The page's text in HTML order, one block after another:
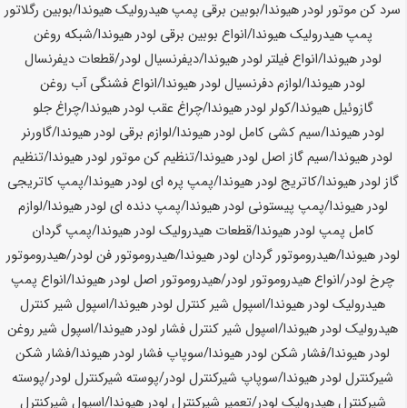
سرد کن موتور لودرهیوندا/بوبین برقی پمپ هیدرولیکهیوندا/بوبین رگلاتور
پمپ هیدرولیکهیوندا/انواع بوبین برقی لودرهیوندا/شبکه روغن
لودرهیوندا/انواع فیلتر لودرهیوندا/دیفرنسیال لودر/قطعات دیفرنسال
لودرهیوندا/لوازم دفرنسیال لودرهیوندا/انواع فشنگی آب روغن
گازوئیلهیوندا/کولر لودرهیوندا/چراغ عقب لودرهیوندا/چراغ جلو
لودرهیوندا/سیم کشی کامل لودرهیوندا/لوازم برقی لودرهیوندا/گاورنر
لودرهیوندا/سیم گاز اصل لودرهیوندا/تنظیم کن موتور لودرهیوندا/تنظیم
گاز لودرهیوندا/کاتریج لودرهیوندا/پمپ پره ای لودرهیوندا/پمپ کاتریجی
لودرهیوندا/پمپ پیستونی لودرهیوندا/پمپ دنده ای لودرهیوندا/لوازم
کامل پمپ لودرهیوندا/قطعات هیدرولیک لودرهیوندا/پمپ گردان
لودرهیوندا/هیدروموتور گردان لودرهیوندا/هیدروموتور فن لودر/هیدروموتور
چرخ لودر/انواع هیدروموتور لودر/هیدروموتور اصل لودرهیوندا/انواع پمپ
هیدرولیک لودرهیوندا/اسپول شیر کنترل لودرهیوندا/اسپول شیر کنترل
هیدرولیک لودرهیوندا/اسپول شیر کنترل فشار لودرهیوندا/اسپول شیر روغن
لودرهیوندا/فشار شکن لودرهیوندا/سوپاپ فشار لودرهیوندا/فشار شکن
شیرکنترل لودرهیوندا/سوپاپ شیرکنترل لودر/پوسته شیرکنترل لودر/پوسته
شیرکنترل هیدرولیک لودر/تعمیر شیرکنترل لودرهیوندا/اسپول شیرکنترل